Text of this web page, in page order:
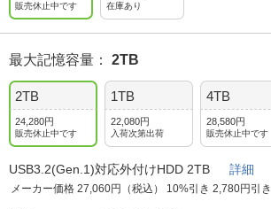
販売休止中です 在庫あり
最大記憶容量 ： 2TB
2TB
24,280円
販売休止中です
1TB
22,080円
入荷次第出荷
4TB
28,580円
販売休止中です
USB3.2(Gen.1)対応外付けHDD 2TB 詳細
メーカー価格 27,060円（税込） 10%引き 2,780円引き